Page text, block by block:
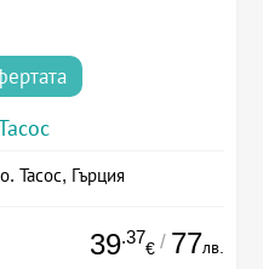
Тасос, Гърция
39.37
€ / 77лв.